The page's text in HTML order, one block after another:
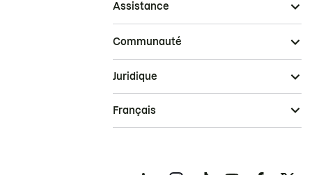
Assistance
Communauté
Juridique
Français